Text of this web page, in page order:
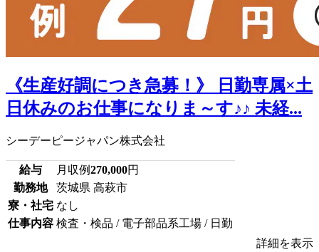
《生産好調につき急募！》 日勤専属×土
日休みのお仕事になりま～す♪♪ 未経...
シーデーピージャパン株式会社
給与 月収例270,000円
勤務地
茨城県 高萩市
寮・社宅 なし
仕事内容 検査・検品 / 電子部品系工場 / 日勤
詳細を表示